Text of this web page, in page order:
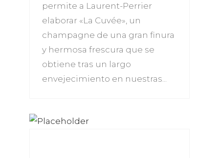
permite a Laurent-Perrier
elaborar «La Cuvée», un
champagne de una gran finura
y hermosa frescura que se
obtiene tras un largo
envejecimiento en nuestras...